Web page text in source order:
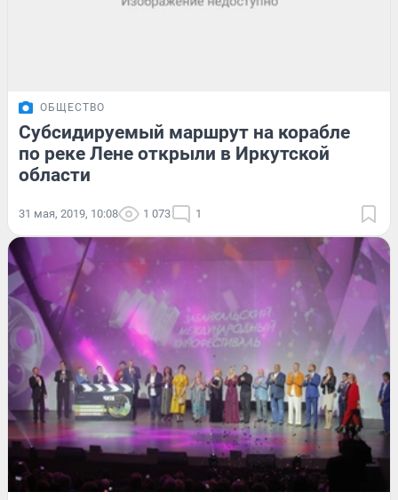
ОБЩЕСТВО
Субсидируемый маршрут на корабле
по реке Лене открыли в Иркутской
области
31 мая, 2019, 10:08 1 073 1